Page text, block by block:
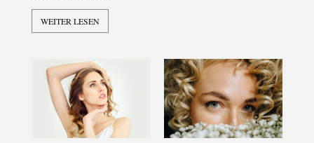
WEITER LESEN